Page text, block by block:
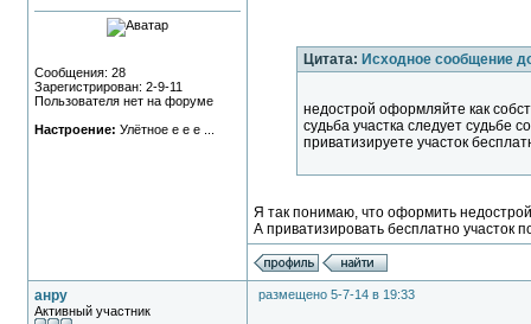
Сообщения: 28
Зарегистрирован: 2-9-11
Пользователя нет на форуме
Настроение: Улётное е е е ...
Цитата: Исходное сообщение
недострой оформляйте как
судьба участка следует судьбе
приватизируете участок
Я так понимаю, что оформить
А приватизировать бесплатно участок
анру
Активный участник
размещено 5-7-14 в 19:33